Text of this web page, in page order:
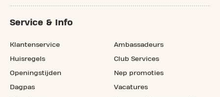
Service & Info
Klantenservice
Huisregels
Openingstijden
Dagpas
Ambassadeurs
Club Services
Nep promoties
Vacatures